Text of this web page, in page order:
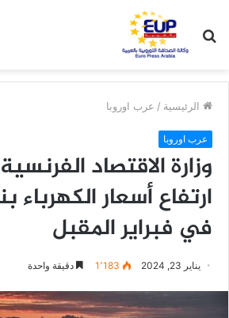
عن
الرئيسية / عرب اوروبا
عرب اوروبا
وزارة الاقتصاد
في فبراير المقبل
يناير 23, 2024 1٬183 دقيقة واحدة